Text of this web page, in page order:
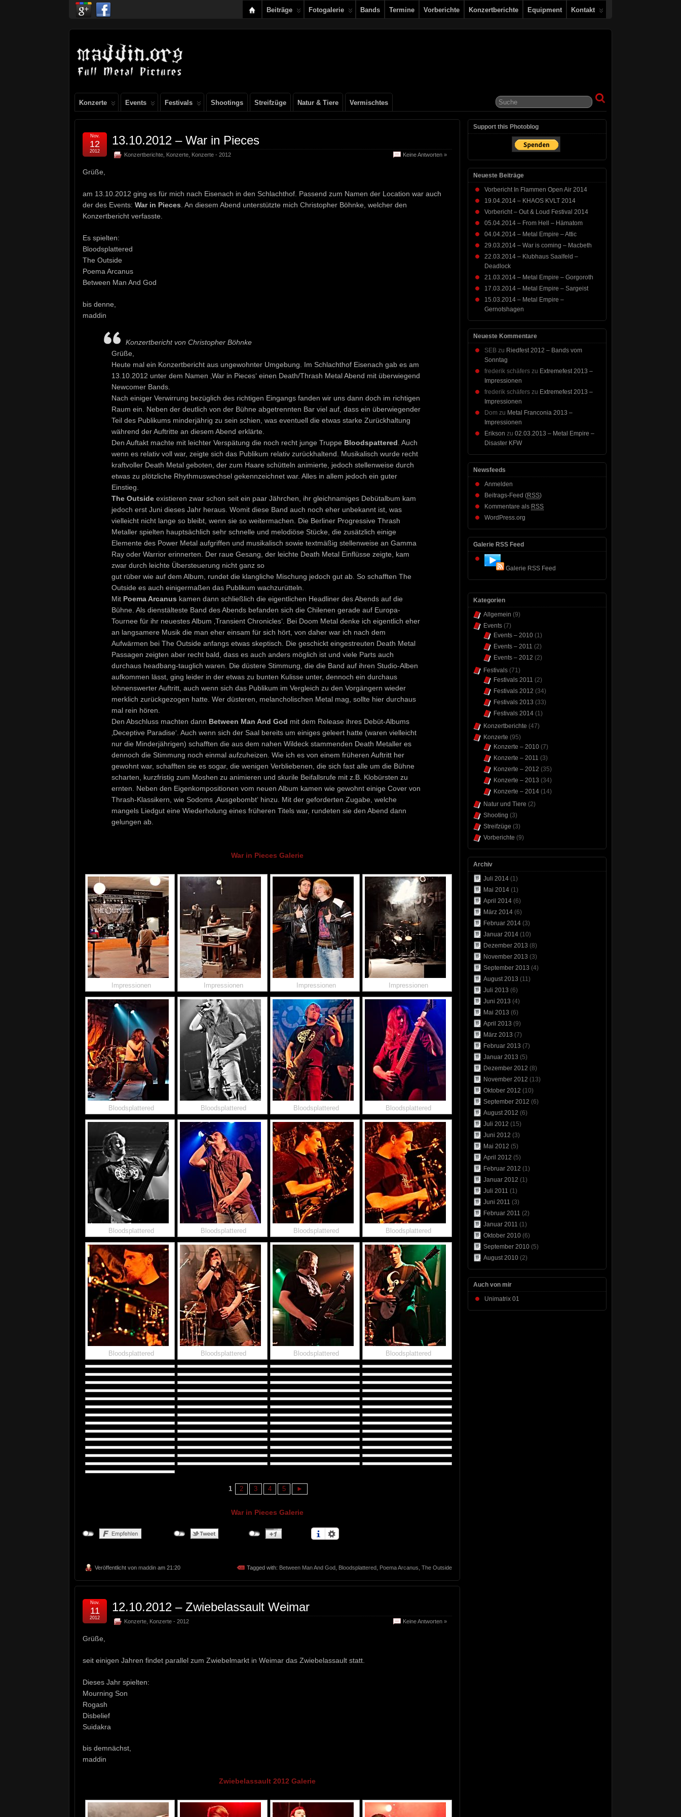
Beiträge Fotogalerie Bands Termine Vorberichte Konzertberichte Equipment Kontakt
Konzerte Events Festivals Shootings Streifzüge Natur & Tiere Vermischtes
13.10.2012 – War in Pieces
Konzertberichte Konzerte Konzerte - 2012 Keine Antworten »
Nov.
12
2012
Grüße,
am 13.10.2012 ging es für mich nach Eisenach in den Schlachthof. Passend zum Namen der Location war auch
der des Events: War in Pieces . An diesem Abend unterstützte mich Christopher Böhnke, welcher den
Konzertbericht verfasste.
Es spielten:
Bloodsplattered
The Outside
Poema Arcanus
Between Man And God
bis denne,
maddin
Konzertbericht von Christopher Böhnke
Grüße,
Heute mal ein Konzertbericht aus ungewohnter Umgebung. Im Schlachthof Eisenach gab es am
13.10.2012 unter dem Namen ‚War in Pieces‘ einen Death/Thrash Metal Abend mit überwiegend
Newcomer Bands.
Nach einiger Verwirrung bezüglich des richtigen Eingangs fanden wir uns dann doch im richtigen
Raum ein. Neben der deutlich von der Bühne abgetrennten Bar viel auf, dass ein überwiegender
Teil des Publikums minderjährig zu sein schien, was eventuell die etwas starke Zurückhaltung
während der Auftritte an diesem Abend erklärte.
Den Auftakt machte mit leichter Verspätung die noch recht junge Truppe Bloodspattered . Auch
wenn es relativ voll war, zeigte sich das Publikum relativ zurückhaltend. Musikalisch wurde recht
kraftvoller Death Metal geboten, der zum Haare schütteln animierte, jedoch stellenweise durch
etwas zu plötzliche Rhythmuswechsel gekennzeichnet war. Alles in allem jedoch ein guter
Einstieg.
The Outsideexistieren zwar schon seit ein paar Jährchen, ihr gleichnamiges Debütalbum kam
jedoch erst Juni dieses Jahr heraus. Womit diese Band auch noch eher unbekannt ist, was
vielleicht nicht lange so bleibt, wenn sie so weitermachen. Die Berliner Progressive Thrash
Metaller spielten hauptsächlich sehr schnelle und melodiöse Stücke, die zusätzlich einige
Elemente des Power Metal aufgriffen und musikalisch sowie textmäßig stellenweise an Gamma
Ray oder Warrior erinnerten. Der raue Gesang, der leichte Death Metal Einflüsse zeigte, kam
zwar durch leichte Übersteuerung nicht ganz so
gut rüber wie auf dem Album, rundet die klangliche Mischung jedoch gut ab. So schafften The
Outside es auch einigermaßen das Publikum wachzurütteln.
Mit Poema Arcanus kamen dann schließlich die eigentlichen Headliner des Abends auf die
Bühne. Als dienstälteste Band des Abends befanden sich die Chilenen gerade auf Europa-
Tournee für ihr neuestes Album ‚Transient Chronicles‘. Bei Doom Metal denke ich eigentlich eher
an langsamere Musik die man eher einsam für sich hört, von daher war ich nach dem
Aufwärmen bei The Outside anfangs etwas skeptisch. Die geschickt eingestreuten Death Metal
Passagen zeigten aber recht bald, dass es auch anders möglich ist und viele Parts auch
durchaus headbang-tauglich waren. Die düstere Stimmung, die die Band auf ihren Studio-Alben
aufkommen lässt, ging leider in der etwas zu bunten Kulisse unter, dennoch ein durchaus
lohnenswerter Auftritt, auch wenn sich das Publikum im Vergleich zu den Vorgängern wieder
merklich zurückgezogen hatte. Wer düsteren, melancholischen Metal mag, sollte hier durchaus
mal rein hören.
Den Abschluss machten dann Between Man And God mit dem Release ihres Debüt-Albums
‚Deceptive Paradise‘. Auch wenn sich der Saal bereits um einiges geleert hatte (waren vielleicht
nur die Minderjährigen) schafften die aus dem nahen Wildeck stammenden Death Metaller es
dennoch die Stimmung noch einmal aufzuheizen. Wie ich es von einem früheren Auftritt her
gewohnt war, schafften sie es sogar, die wenigen Verbliebenen, die sich fast alle um die Bühne
scharten, kurzfristig zum Moshen zu animieren und skurile Beifallsrufe mit z.B. Klobürsten zu
ernten. Neben den Eigenkompositionen vom neuen Album kamen wie gewohnt einige Cover von
Thrash-Klassikern, wie Sodoms ‚Ausgebombt‘ hinzu. Mit der geforderten Zugabe, welche
mangels Liedgut eine Wiederholung eines früheren Titels war, rundeten sie den Abend dann
gelungen ab.
War in Pieces Galerie
Impressionen Impressionen Impressionen Impressionen
Bloodsplattered Bloodsplattered Bloodsplattered Bloodsplattered
Bloodsplattered Bloodsplattered Bloodsplattered Bloodsplattered
Bloodsplattered Bloodsplattered Bloodsplattered Bloodsplattered
1 2 3 4 5 ►
War in Pieces Galerie
Veröffentlicht von maddin am 21:20 Tagged with: Between Man And God Bloodsplattered Poema Arcanus The Outside
12.10.2012 – Zwiebelassault Weimar
Konzerte Konzerte - 2012 Keine Antworten »
Nov.
11
2012
Grüße,
seit einigen Jahren findet parallel zum Zwiebelmarkt in Weimar das Zwiebelassault statt.
Dieses Jahr spielten:
Mourning Son
Rogash
Disbelief
Suidakra
bis demnächst,
maddin
Zwiebelassault 2012 Galerie
Support this Photoblog
Neueste Beiträge
Vorbericht In Flammen Open Air 2014
19.04.2014 – KHAOS KVLT 2014
Vorbericht – Out & Loud Festival 2014
05.04.2014 – From Hell – Hämatom
04.04.2014 – Metal Empire – Attic
29.03.2014 – War is coming – Macbeth
22.03.2014 – Klubhaus Saalfeld –
Deadlock
21.03.2014 – Metal Empire – Gorgoroth
17.03.2014 – Metal Empire – Sargeist
15.03.2014 – Metal Empire –
Gernotshagen
Neueste Kommentare
SEB zu Riedfest 2012 – Bands vom
Sonntag
frederik schäfers zu Extremefest 2013 –
Impressionen
frederik schäfers zu Extremefest 2013 –
Impressionen
Dom zu Metal Franconia 2013 –
Impressionen
Erikson zu 02.03.2013 – Metal Empire –
Disaster KFW
Newsfeeds
Anmelden
Beitrags-Feed (RSS)
Kommentare als RSS
WordPress.org
Galerie RSS Feed
Galerie RSS Feed
Kategorien
Allgemein (9)
Events (7)
Events – 2010 (1)
Events – 2011 (2)
Events – 2012 (2)
Festivals (71)
Festivals 2011 (2)
Festivals 2012 (34)
Festivals 2013 (33)
Festivals 2014 (1)
Konzertberichte (47)
Konzerte (95)
Konzerte – 2010 (7)
Konzerte – 2011 (3)
Konzerte – 2012 (35)
Konzerte – 2013 (34)
Konzerte – 2014 (14)
Natur und Tiere (2)
Shooting (3)
Streifzüge (3)
Vorberichte (9)
Archiv
Juli 2014 (1)
Mai 2014 (1)
April 2014 (6)
März 2014 (6)
Februar 2014 (3)
Januar 2014 (10)
Dezember 2013 (8)
November 2013 (3)
September 2013 (4)
August 2013 (11)
Juli 2013 (6)
Juni 2013 (4)
Mai 2013 (6)
April 2013 (9)
März 2013 (7)
Februar 2013 (7)
Januar 2013 (5)
Dezember 2012 (8)
November 2012 (13)
Oktober 2012 (10)
September 2012 (6)
August 2012 (6)
Juli 2012 (15)
Juni 2012 (3)
Mai 2012 (5)
April 2012 (5)
Februar 2012 (1)
Januar 2012 (1)
Juli 2011 (1)
Juni 2011 (3)
Februar 2011 (2)
Januar 2011 (1)
Oktober 2010 (6)
September 2010 (5)
August 2010 (2)
Auch von mir
Unimatrix 01